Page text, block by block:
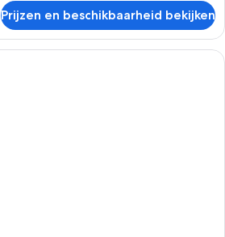
Prijzen en beschikbaarheid bekijken